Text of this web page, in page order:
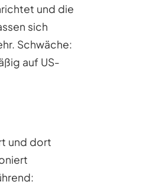
und die
sich
Schwäche:
auf US-
und dort